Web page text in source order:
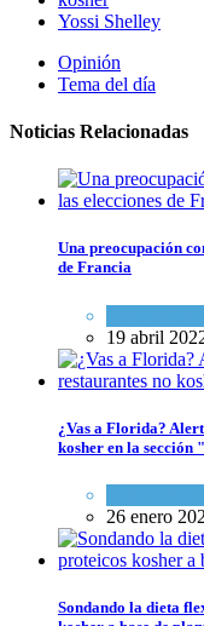
Yossi Shelley
Opinión
Tema del día
Noticias Relacionadas
Una preocupación
de Francia
19 abril
¿Vas a Florida?
kosher en la sección
26 enero
Sondando la dieta